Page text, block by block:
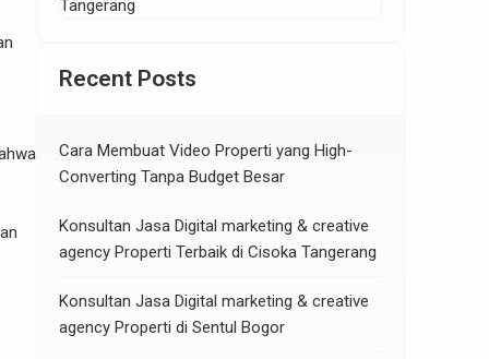
Recent Posts
Cara Membuat Video Properti yang High-
Converting Tanpa Budget Besar
Konsultan Jasa Digital marketing & creative
agency Properti Terbaik di Cisoka Tangerang
Konsultan Jasa Digital marketing & creative
agency Properti di Sentul Bogor